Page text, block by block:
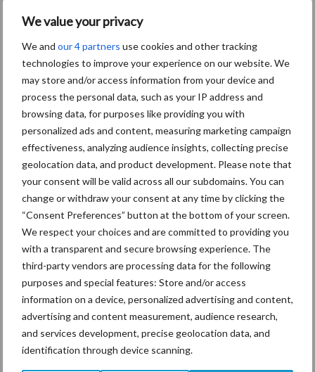
We value your privacy
We and our 4 partners use cookies and other tracking
technologies to improve your experience on our website. We
may store and/or access information from your device and
process the personal data, such as your IP address and
browsing data, for purposes like providing you with
personalized ads and content, measuring marketing campaign
effectiveness, analyzing audience insights, collecting precise
geolocation data, and product development. Please note that
your consent will be valid across all our subdomains. You can
change or withdraw your consent at any time by clicking the
“Consent Preferences” button at the bottom of your screen.
We respect your choices and are committed to providing you
with a transparent and secure browsing experience. The
third-party vendors are processing data for the following
purposes and special features: Store and/or access
information on a device, personalized advertising and content,
advertising and content measurement, audience research,
and services development, precise geolocation data, and
identification through device scanning.
Van onze partner Timac Agro
Fosfaatbehoefte
derogatiemais gedekt met
toegelaten startmeststof
Van onze partner Timac Agro
Herwonnen fosfaat, wat
betekent dat voor mij als
veehouder?
Van onze partner Timac Agro
“Niet wachten tot het
verkeerd afloopt”
Themapagina's